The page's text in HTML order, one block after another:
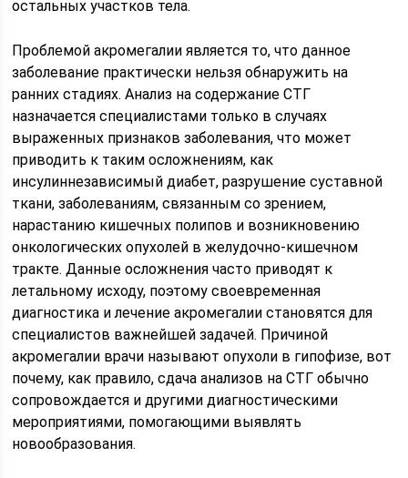
остальных участков тела.
Проблемой акромегалии является то, что данное
заболевание практически нельзя обнаружить на
ранних стадиях. Анализ на содержание СТГ
назначается специалистами только в случаях
выраженных признаков заболевания, что может
приводить к таким осложнениям, как
инсулиннезависимый диабет, разрушение суставной
ткани, заболеваниям, связанным со зрением,
нарастанию кишечных полипов и возникновению
онкологических опухолей в желудочно-кишечном
тракте. Данные осложнения часто приводят к
летальному исходу, поэтому своевременная
диагностика и лечение акромегалии становятся для
специалистов важнейшей задачей. Причиной
акромегалии врачи называют опухоли в гипофизе, вот
почему, как правило, сдача анализов на СТГ обычно
сопровождается и другими диагностическими
мероприятиями, помогающими выявлять
новообразования.